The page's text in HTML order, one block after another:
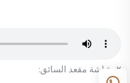
٢. شاشة مقعد السائق: